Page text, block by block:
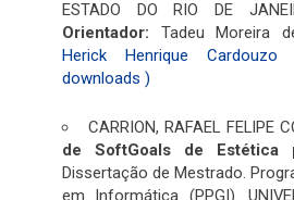
ESTADO DO RIO DE
Orientador: Tadeu Moreira
Herick Henrique
downloads )
CARRION, RAFAEL FELIPE
de SoftGoals de Estética
Dissertação de Mestrado.
em Informática (PPGI).